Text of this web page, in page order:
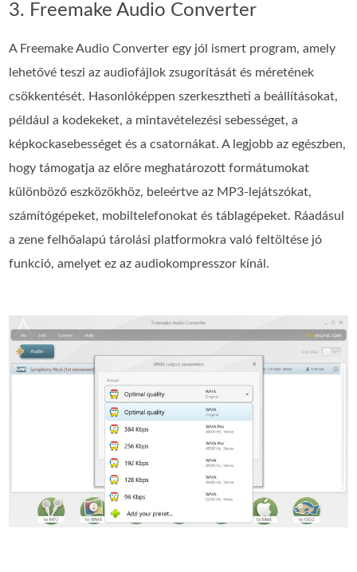
3. Freemake Audio Converter
A Freemake Audio Converter egy jól ismert program, amely
lehetővé teszi az audiofájlok zsugorítását és méretének
csökkentését. Hasonlóképpen szerkesztheti a beállításokat,
például a kodekeket, a mintavételezési sebességet, a
képkockasebességet és a csatornákat. A legjobb az egészben,
hogy támogatja az előre meghatározott formátumokat
különböző eszközökhöz, beleértve az MP3-lejátszókat,
számítógépeket, mobiltelefonokat és táblagépeket. Ráadásul
a zene felhőalapú tárolási platformokra való feltöltése jó
funkció, amelyet ez az audiokompresszor kínál.